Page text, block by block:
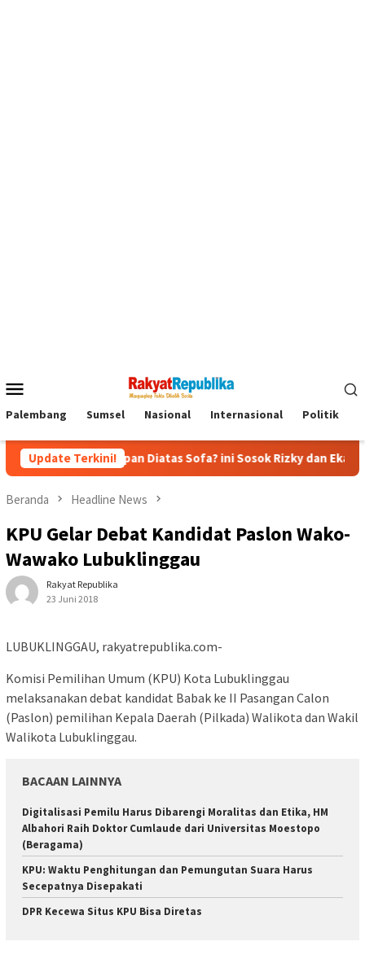
Mobile
Palembang Sumsel Nasional Internasional Politik
Update Terkini!
kecapan Diatas Sofa? ini Sosok Rizky dan Eka yang Viral
Beranda Headline News
KPU Gelar Debat Kandidat Paslon Wako-
Wawako Lubuklinggau
Rakyat Republika
23 Juni 2018
LUBUKLINGGAU, rakyatrepublika.com-
Komisi Pemilihan Umum (KPU) Kota Lubuklinggau
melaksanakan debat kandidat Babak ke II Pasangan Calon
(Paslon) pemilihan Kepala Daerah (Pilkada) Walikota dan Wakil
Walikota Lubuklinggau.
BACAAN LAINNYA
Digitalisasi Pemilu Harus Dibarengi Moralitas dan Etika, HM
Albahori Raih Doktor Cumlaude dari Universitas Moestopo
(Beragama)
KPU: Waktu Penghitungan dan Pemungutan Suara Harus
Secepatnya Disepakati
DPR Kecewa Situs KPU Bisa Diretas